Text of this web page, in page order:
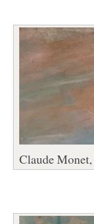
Claude Monet,